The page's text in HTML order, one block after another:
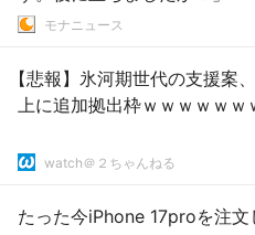
モナニュース
【悲報】氷河期世代の支援案
上に追加拠出枠ｗｗｗｗｗｗ
watch＠２ちゃんねる
たった今iPhone 17proを注